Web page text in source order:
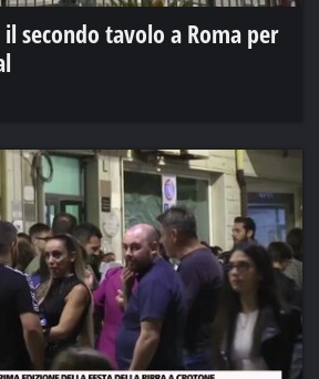
secondo tavolo a Roma per